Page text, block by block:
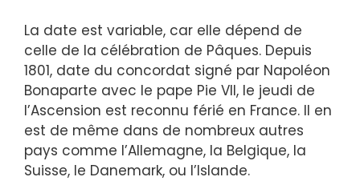
La date est variable, car elle dépend de
celle de la célébration de Pâques. Depuis
1801, date du concordat signé par Napoléon
Bonaparte avec le pape Pie VII, le jeudi de
l’Ascension est reconnu férié en France. Il en
est de même dans de nombreux autres
pays comme l’Allemagne, la Belgique, la
Suisse, le Danemark, ou l’Islande.